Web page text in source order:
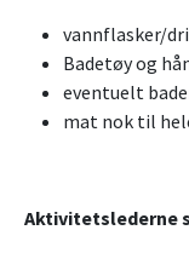
vannflasker/
Badetøy og
eventuelt
mat nok til
Aktivitetslederne